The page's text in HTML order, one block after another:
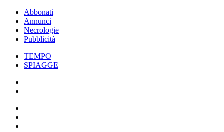
Abbonati
Annunci
Necrologie
Pubblicità
TEMPO
SPIAGGE